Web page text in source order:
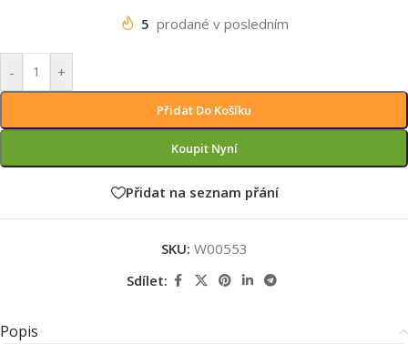
5 prodané v posledním
- +
Přidat Do Košíku
Koupit Nyní
Přidat na seznam přání
SKU: W00553
Sdílet:
Popis